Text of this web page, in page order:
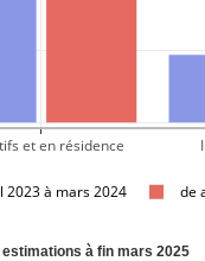
et en résidence
2023 à mars 2024 de
estimations à fin mars 2025